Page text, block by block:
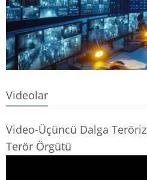
Videolar
Video-Üçüncü Dalga
Terör Örgütü